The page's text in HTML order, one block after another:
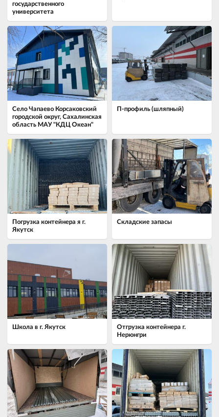
государственного
университета
Село Чапаево ​Корсаковский
городской округ, Сахалинская
область МАУ "КДЦ Океан"
П-профиль (шляпный)
Погрузка контейнера я г.
Якутск
Складские запасы
Школа в г. Якутск
Отгрузка контейнера г.
Нерюнгри